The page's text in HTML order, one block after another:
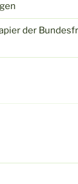
der